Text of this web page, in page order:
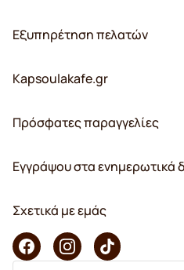
Εξυπηρέτηση πελατών
Kapsoulakafe.gr
Πρόσφατες παραγγελίες
Εγγράψου στα ενημερωτικά
Σχετικά με εμάς